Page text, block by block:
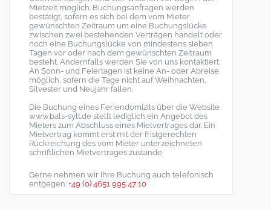
Mietzeit möglich. Buchungsanfragen werden
bestätigt, sofern es sich bei dem vom Mieter
gewünschten Zeitraum um eine Buchungslücke
zwischen zwei bestehenden Verträgen handelt oder
noch eine Buchungslücke von mindestens sieben
Tagen vor oder nach dem gewünschten Zeitraum
besteht. Andernfalls werden Sie von uns kontaktiert.
An Sonn- und Feiertagen ist keine An- oder Abreise
möglich, sofern die Tage nicht auf Weihnachten,
Silvester und Neujahr fallen.
Die Buchung eines Feriendomizils über die Website
www.bals-sylt.de stellt lediglich ein Angebot des
Mieters zum Abschluss eines Mietvertrages dar. Ein
Mietvertrag kommt erst mit der fristgerechten
Rückreichung des vom Mieter unterzeichneten
schriftlichen Mietvertrages zustande.
Gerne nehmen wir Ihre Buchung auch telefonisch
entgegen: +49 (0) 4651 995 47 10